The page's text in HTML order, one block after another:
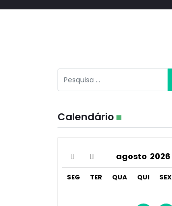
Calendário
agosto 2026
SEG TER QUA QUI SEX